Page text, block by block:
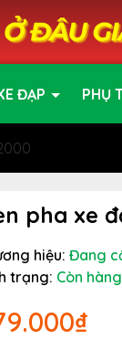
ĐẠP PHỤ
pha xe
hiệu: Đang
trạng: Còn hàng